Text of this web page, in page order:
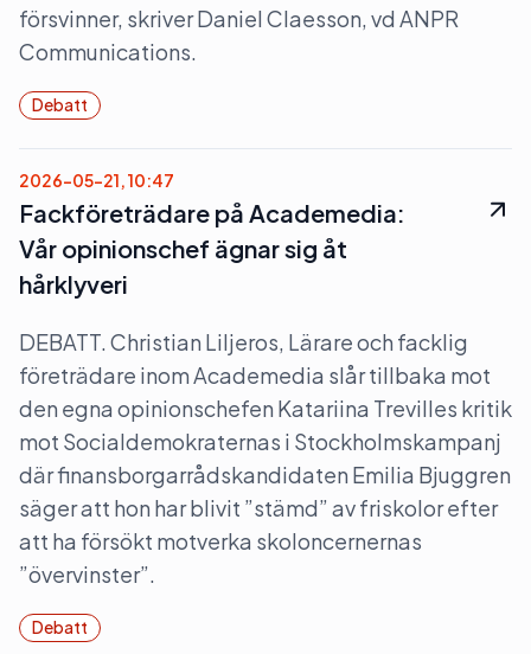
försvinner, skriver Daniel Claesson, vd ANPR
Communications.
Debatt
2026-05-21, 10:47
Fackföreträdare på Academedia:
Vår opinionschef ägnar sig åt
hårklyveri
DEBATT. Christian Liljeros, Lärare och facklig
företrädare inom Academedia slår tillbaka mot
den egna opinionschefen Katariina Trevilles kritik
mot Socialdemokraternas i Stockholmskampanj
där finansborgarrådskandidaten Emilia Bjuggren
säger att hon har blivit ”stämd” av friskolor efter
att ha försökt motverka skoloncernernas
”övervinster”.
Debatt